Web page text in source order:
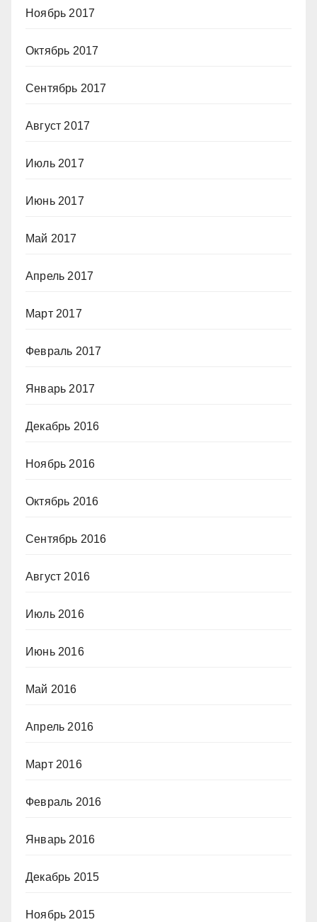
Ноябрь 2017
Октябрь 2017
Сентябрь 2017
Август 2017
Июль 2017
Июнь 2017
Май 2017
Апрель 2017
Март 2017
Февраль 2017
Январь 2017
Декабрь 2016
Ноябрь 2016
Октябрь 2016
Сентябрь 2016
Август 2016
Июль 2016
Июнь 2016
Май 2016
Апрель 2016
Март 2016
Февраль 2016
Январь 2016
Декабрь 2015
Ноябрь 2015